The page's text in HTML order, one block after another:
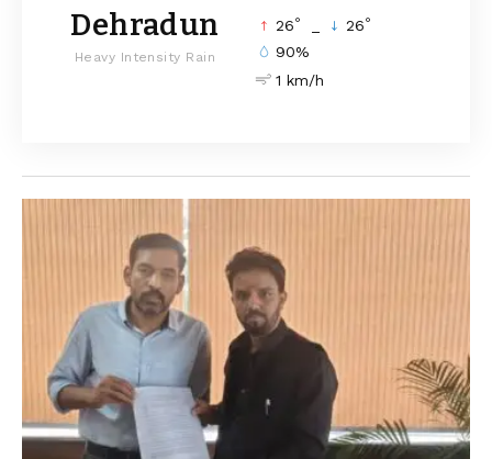
Dehradun
Heavy Intensity Rain
26° 26°
90%
1 km/h